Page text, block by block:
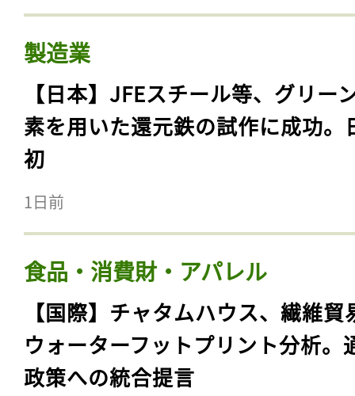
製造業
【日本】JFEスチール等、グリー
素を用いた還元鉄の試作に成功。
初
1日前
食品・消費財・アパレル
【国際】チャタムハウス、繊維貿
ウォーターフットプリント分析。
政策への統合提言